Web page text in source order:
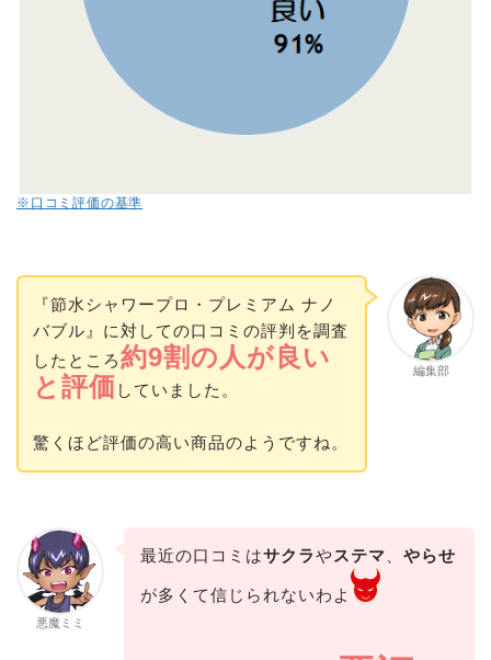
※口コミ評価の基準
編集部
『節水シャワープロ・プレミアム ナノ
バブル』に対しての口コミの評判を調査
したところ約9割の人が良い
と評価 していました。
驚くほど評価の高い商品のようですね。
悪魔ミミ
最近の口コミはサクラやステマ、 やらせ
が多くて信じられないわよ